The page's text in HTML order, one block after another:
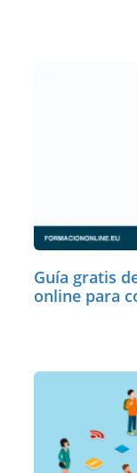
Guía gratis
online para